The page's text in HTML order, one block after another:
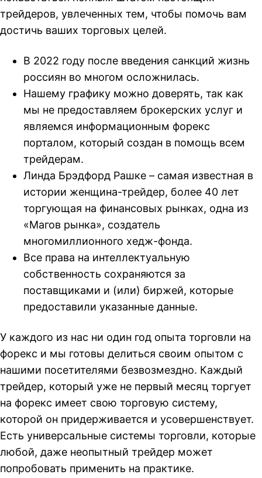
трейдеров, увлеченных тем, чтобы помочь вам
достичь ваших торговых целей.
В 2022 году после введения санкций жизнь
россиян во многом осложнилась.
Нашему графику можно доверять, так как
мы не предоставляем брокерских услуг и
являемся информационным форекс
порталом, который создан в помощь всем
трейдерам.
Линда Брэдфорд Рашке – самая известная в
истории женщина-трейдер, более 40 лет
торгующая на финансовых рынках, одна из
«Магов рынка», создатель
многомиллионного хедж-фонда.
Все права на интеллектуальную
собственность сохраняются за
поставщиками и (или) биржей, которые
предоставили указанные данные.
У каждого из нас ни один год опыта торговли на
форекс и мы готовы делиться своим опытом с
нашими посетителями безвозмездно. Каждый
трейдер, который уже не первый месяц торгует
на форекс имеет свою торговую систему,
которой он придерживается и усовершенствует.
Есть универсальные системы торговли, которые
любой, даже неопытный трейдер может
попробовать применить на практике.